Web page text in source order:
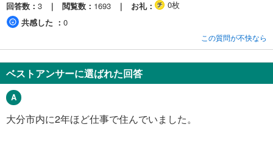
回答数
3 閲覧数 1693 お礼
0枚
共感した
0
この質問が不快なら
ベストアンサーに選ばれた回答
大分市内に2年ほど仕事で住んでいました。